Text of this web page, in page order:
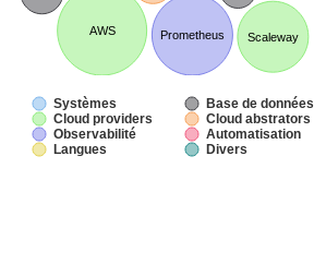
Systèmes
Base de données
Cloud providers
Cloud abstrators
Observabilité
Automatisation
Langues
Divers
AWS Scaleway
Prometheus